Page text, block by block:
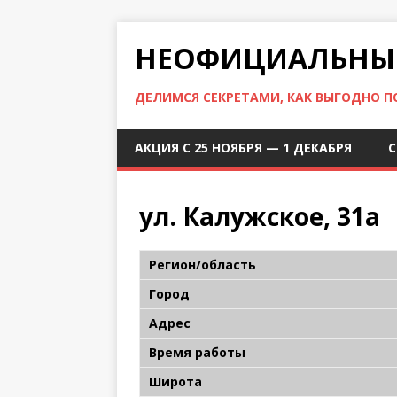
ДЕЛИМСЯ СЕКРЕТАМИ, КАК ВЫГОДНО
АКЦИЯ С 25 НОЯБРЯ — 1 ДЕКАБРЯ
ул. Калужское, 31а
Регион/область
Город
Адрес
Время работы
Широта